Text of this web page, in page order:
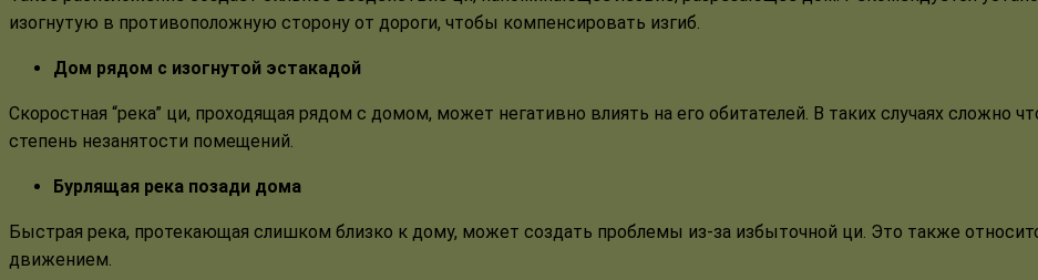
изогнутую в противоположную сторону от дороги, чтобы компенсировать изгиб.
Дом рядом с изогнутой эстакадой
Скоростная “река” ци, проходящая рядом с домом, может негативно влиять на его обитателей. В таких случаях сложно
степень незанятости помещений.
Бурлящая река позади дома
Быстрая река, протекающая слишком близко к дому, может создать проблемы из-за избыточной ци. Это также
движением.